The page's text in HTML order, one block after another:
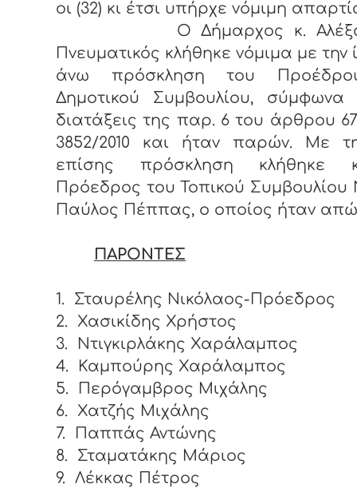
οι (32) κι έτσι υπήρχε νόμιμη
Ο Δήμαρχος κ.
Πνευματικός κλήθηκε νόμιμα με την
άνω πρόσκληση του
Δημοτικού Συμβουλίου, σύμφωνα
διατάξεις της παρ. 6 του άρθρου
3852/2010 και ήταν παρών. Με
επίσης πρόσκληση κλήθηκε
Πρόεδρος του Τοπικού Συμβουλίου
Παύλος Πέππας, ο οποίος ήταν
ΠΑΡΟΝΤΕΣ
1.
Σταυρέλης Νικόλαος-Πρόεδρος
2.
Χασικίδης Χρήστος
3.
Ντιγκιρλάκης Χαράλαμπος
4.
Καμπούρης Χαράλαμπος
5.
Περόγαμβρος Μιχάλης
6.
Χατζής Μιχάλης
7.
Παππάς Αντώνης
8.
Σταματάκης Μάριος
9.
Λέκκας Πέτρος